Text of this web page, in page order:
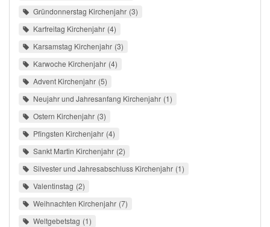
Gründonnerstag Kirchenjahr 3
Karfreitag Kirchenjahr 4
Karsamstag Kirchenjahr 3
Karwoche Kirchenjahr 4
Advent Kirchenjahr 5
Neujahr und Jahresanfang Kirchenjahr 1
Ostern Kirchenjahr 3
Pfingsten Kirchenjahr 4
Sankt Martin Kirchenjahr 2
Silvester und Jahresabschluss Kirchenjahr 1
Valentinstag 2
Weihnachten Kirchenjahr 7
Weltgebetstag 1